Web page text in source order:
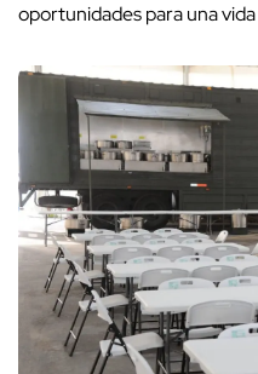
oportunidades para una